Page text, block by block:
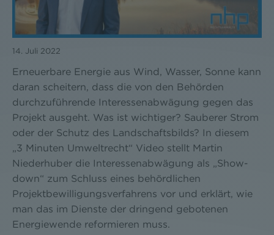
14. Juli 2022
Erneuerbare Energie aus Wind, Wasser, Sonne kann
daran scheitern, dass die von den Behörden
durchzuführende Interessenabwägung gegen das
Projekt ausgeht. Was ist wichtiger? Sauberer Strom
oder der Schutz des Landschaftsbilds? In diesem
„3 Minuten Umweltrecht“ Video stellt Martin
Niederhuber die Interessenabwägung als „Show-
down“ zum Schluss eines behördlichen
Projektbewilligungsverfahrens vor und erklärt, wie
man das im Dienste der dringend gebotenen
Energiewende reformieren muss.